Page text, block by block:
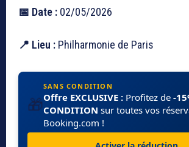
📅 Date : 02/05/2026
📍 Lieu : Philharmonie de Paris
🎁
SANS CONDITION
Offre EXCLUSIVE : Profitez de -
CONDITION sur toutes vos
Booking.com !